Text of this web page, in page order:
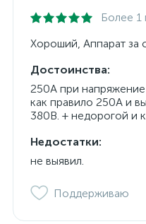
Более 1
Хороший, Аппарат за
Достоинства:
250А при
как правило 250А и
380В. + недорогой и
Недостатки:
не выявил.
Поддерживаю